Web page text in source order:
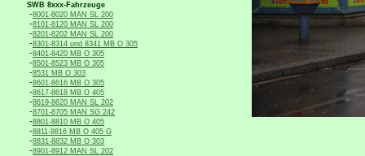
SWB 8xxx-Fahrzeuge
-8001-8020 MAN SL 200
-8101-8120 MAN SL 200
-8201-8202 MAN SL 200
-8301-8314 und 8341 MB O 305
-8401-8420 MB O 305
-8501-8523 MB O 305
-8531 MB O 303
-8601-8616 MB O 305
-8617-8618 MB O 405
-8619-8620 MAN SL 202
-8701-8705 MAN SG 242
-8801-8810 MB O 405
-8811-8816 MB O 405 G
-8831-8832 MB O 303
-8901-8912 MAN SL 202